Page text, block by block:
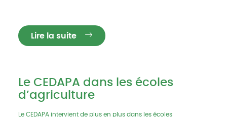
Lire la suite
Le CEDAPA dans les écoles
d’agriculture
Le CEDAPA intervient de plus en plus dans les écoles